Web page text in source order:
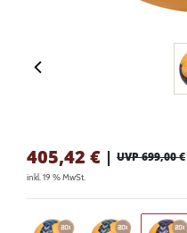
405,42 € | UVP 699,00 €
inkl. 19 % MwSt.